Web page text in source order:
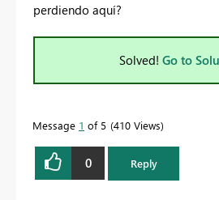
perdiendo aquí?
Solved! Go to
Message 1 of 5 410 Views
0 Reply